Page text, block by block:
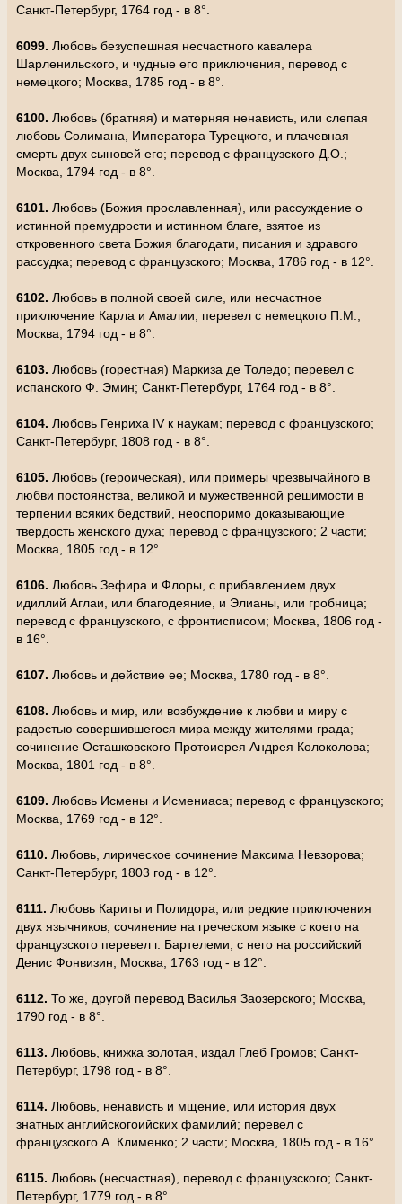
Санкт-Петербург, 1764 год - в 8°.
6099. Любовь безуспешная несчастного кавалера
Шарленильского, и чудные его приключения, перевод с
немецкого; Москва, 1785 год - в 8°.
6100. Любовь (братняя) и матерняя ненависть, или слепая
любовь Солимана, Императора Турецкого, и плачевная
смерть двух сыновей его; перевод с французского Д.О.;
Москва, 1794 год - в 8°.
6101. Любовь (Божия прославленная), или рассуждение о
истинной премудрости и истинном благе, взятое из
откровенного света Божия благодати, писания и здравого
рассудка; перевод с французского; Москва, 1786 год - в 12°.
6102. Любовь в полной своей силе, или несчастное
приключение Карла и Амалии; перевел с немецкого П.М.;
Москва, 1794 год - в 8°.
6103. Любовь (горестная) Маркиза де Толедо; перевел с
испанского Ф. Эмин; Санкт-Петербург, 1764 год - в 8°.
6104. Любовь Генриха IV к наукам; перевод с французского;
Санкт-Петербург, 1808 год - в 8°.
6105. Любовь (героическая), или примеры чрезвычайного в
любви постоянства, великой и мужественной решимости в
терпении всяких бедствий, неоспоримо доказывающие
твердость женского духа; перевод с французского; 2 части;
Москва, 1805 год - в 12°.
6106. Любовь Зефира и Флоры, с прибавлением двух
идиллий Аглаи, или благодеяние, и Элианы, или гробница;
перевод с французского, с фронтисписом; Москва, 1806 год -
в 16°.
6107. Любовь и действие ее; Москва, 1780 год - в 8°.
6108. Любовь и мир, или возбуждение к любви и миру с
радостью совершившегося мира между жителями града;
сочинение Осташковского Протоиерея Андрея Колоколова;
Москва, 1801 год - в 8°.
6109. Любовь Исмены и Исмениаса; перевод с французского;
Москва, 1769 год - в 12°.
6110. Любовь, лирическое сочинение Максима Невзорова;
Санкт-Петербург, 1803 год - в 12°.
6111. Любовь Кариты и Полидора, или редкие приключения
двух язычников; сочинение на греческом языке с коего на
французского перевел г. Бартелеми, с него на российский
Денис Фонвизин; Москва, 1763 год - в 12°.
6112. То же, другой перевод Василья Заозерского; Москва,
1790 год - в 8°.
6113. Любовь, книжка золотая, издал Глеб Громов; Санкт-
Петербург, 1798 год - в 8°.
6114. Любовь, ненависть и мщение, или история двух
знатных английскогоийских фамилий; перевел с
французского А. Клименко; 2 части; Москва, 1805 год - в 16°.
6115. Любовь (несчастная), перевод с французского; Санкт-
Петербург, 1779 год - в 8°.